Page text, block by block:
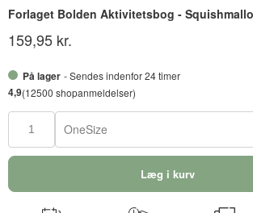
Forlaget Bolden Aktivitetsbog -
159,95 kr.
På lager - Sendes indenfor 24 timer
4,9(12500 shopanmeldelser)
OneSize
Læg i kurv